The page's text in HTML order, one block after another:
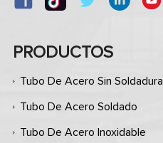
PRODUCTOS
Tubo De Acero Sin Soldadura
Tubo De Acero Soldado
Tubo De Acero Inoxidable